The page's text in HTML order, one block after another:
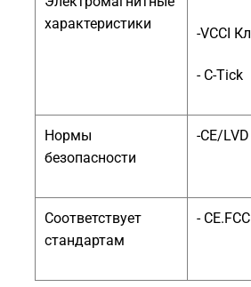
характеристики
-VCCI
- C-Tick
Нормы
безопасности
-CE/LVD
Соответствует
стандартам
-